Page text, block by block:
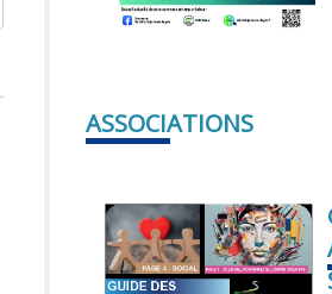
ASSOCIATIONS